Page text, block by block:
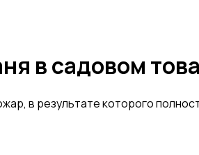
в садовом
в результате которого